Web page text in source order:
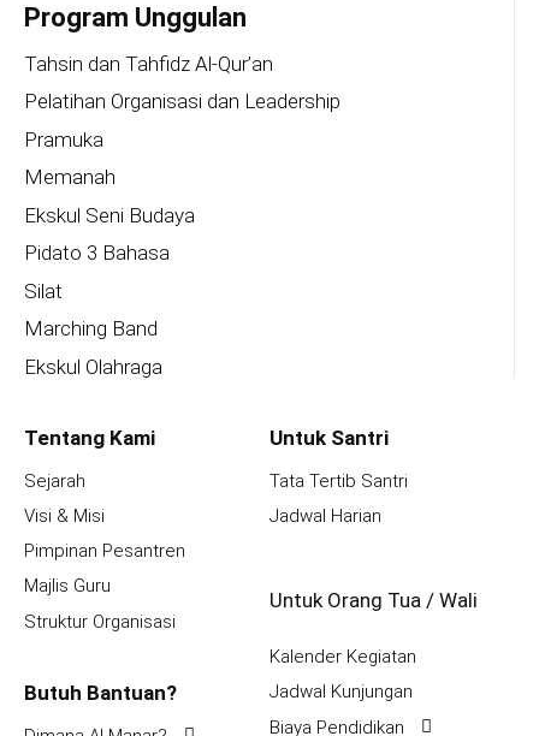
Program Unggulan
Tahsin dan Tahfidz Al-Qur’an
Pelatihan Organisasi dan Leadership
Pramuka
Memanah
Ekskul Seni Budaya
Pidato 3 Bahasa
Silat
Marching Band
Ekskul Olahraga
Tentang Kami
Sejarah
Visi & Misi
Pimpinan Pesantren
Majlis Guru
Struktur Organisasi
Butuh Bantuan?
Untuk Santri
Tata Tertib Santri
Jadwal Harian
Untuk Orang Tua / Wali
Kalender Kegiatan
Jadwal Kunjungan
Biaya Pendidikan